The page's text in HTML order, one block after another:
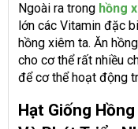
Ngoài ra trong hồng
lớn các Vitamin đặc
hồng xiêm ta. Ăn
cho cơ thể rất nhiều
để cơ thể hoạt động
Hạt Giống